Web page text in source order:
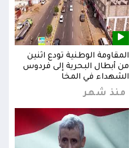
المقاومة الوطنية تودع اثنين
من أبطال البحرية إلى فردوس
الشهداء في المخا
منذ شهر